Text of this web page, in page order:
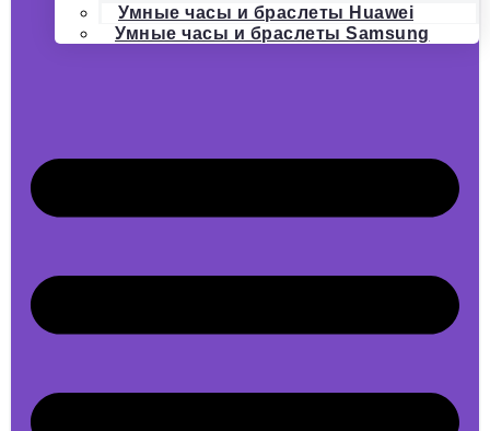
Умные часы и браслеты Huawei
Умные часы и браслеты Samsung